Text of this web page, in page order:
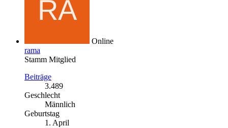
Online
rama
Stamm Mitglied
Beiträge
3.489
Geschlecht
Männlich
Geburtstag
1. April